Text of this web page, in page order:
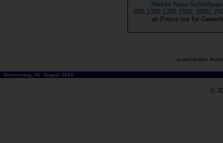
Nikken Nass-
800,1000,1200,1500, 2000,
ab Preise nur für
...ausschließlich
Donnerstag, 06. August 2026
©